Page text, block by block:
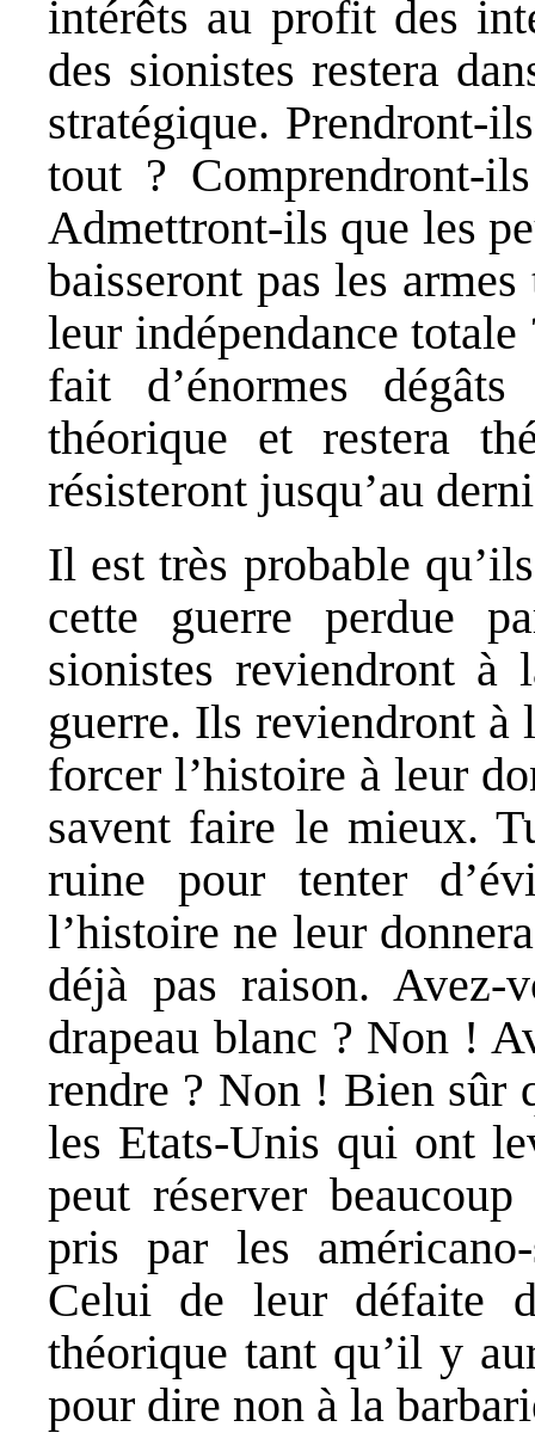
intérêts au profit des
des sionistes restera
stratégique. Prendront-
tout ? Comprendront-
Admettront-ils que les
baisseront pas les
leur indépendance
fait d’énormes
théorique et restera
résisteront jusqu’au
Il est très probable
cette guerre perdue
sionistes reviendront à
guerre. Ils reviendront à
forcer l’histoire à leur
savent faire le mieux.
ruine pour tenter
l’histoire ne leur
déjà pas raison.
drapeau blanc ? Non !
rendre ? Non ! Bien sûr
les Etats-Unis qui ont
peut réserver
pris par les
Celui de leur défaite
théorique tant qu’il y
pour dire non à la